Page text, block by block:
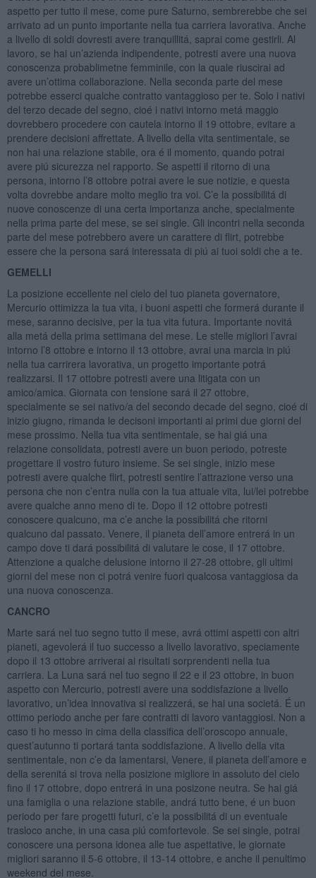
aspetto per tutto il mese, come pure Saturno, sembrerebbe che sei
arrivato ad un punto importante nella tua carriera lavorativa. Anche
a livello di soldi dovresti avere tranquillitá, saprai come gestirli. Al
lavoro, se hai un’azienda indipendente, potresti avere una nuova
conoscenza probablimetne femminile, con la quale riuscirai ad
avere un’ottima collaborazione. Nella seconda parte del mese
potrebbe esserci qualche contratto vantaggioso per te. Solo i nativi
del terzo decade del segno, cioé i nativi intorno metá maggio
dovrebbero procedere con cautela intorno il 19 ottobre, evitare a
prendere decisioni affrettate. A livello della vita sentimentale, se
non hai una relazione stabile, ora é il momento, quando potrai
avere piú sicurezza nel rapporto. Se aspetti il ritorno di una
persona, intorno l’8 ottobre potrai avere le sue notizie, e questa
volta dovrebbe andare molto meglio tra voi. C’e la possibilitá di
nuove conoscenze di una certa importanza anche, specialmente
nella prima parte del mese, se sei single. Gli incontri nella seconda
parte del mese potrebbero avere un carattere di flirt, potrebbe
essere che la persona sará interessata di piú ai tuoi soldi che a te.
GEMELLI
La posizione eccellente nel cielo del tuo pianeta governatore,
Mercurio ottimizza la tua vita, i buoni aspetti che formerá durante il
mese, saranno decisive, per la tua vita futura. Importante novitá
alla metá della prima settimana del mese. Le stelle migliori l’avrai
intorno l’8 ottobre e intorno il 13 ottobre, avrai una marcia in piú
nella tua carrirera lavorativa, un progetto importante potrá
realizzarsi. Il 17 ottobre potresti avere una litigata con un
amico/amica. Giornata con tensione sará il 27 ottobre,
specialmente se sei nativo/a del secondo decade del segno, cioé di
inizio giugno, rimanda le decisoni importanti ai primi due giorni del
mese prossimo. Nella tua vita sentimentale, se hai giá una
relazione consolidata, potresti avere un buon periodo, potreste
progettare il vostro futuro insieme. Se sei single, inizio mese
potresti avere qualche flirt, potresti sentire l’attrazione verso una
persona che non c’entra nulla con la tua attuale vita, lui/lei potrebbe
avere qualche anno meno di te. Dopo il 12 ottobre potresti
conoscere qualcuno, ma c’e anche la possibilitá che ritorni
qualcuno dal passato. Venere, il pianeta dell’amore entrerá in un
campo dove ti dará possibilitá di valutare le cose, il 17 ottobre.
Attenzione a qualche delusione intorno il 27-28 ottobre, gli ultimi
giorni del mese non ci potrá venire fuori qualcosa vantaggiosa da
una nuova conoscenza.
CANCRO
Marte sará nel tuo segno tutto il mese, avrá ottimi aspetti con altri
pianeti, agevolerá il tuo successo a livello lavorativo, speciamente
dopo il 13 ottobre arriverai ai risultati sorprendenti nella tua
carriera. La Luna sará nel tuo segno il 22 e il 23 ottobre, in buon
aspetto con Mercurio, potresti avere una soddisfazione a livello
lavorativo, un’idea innovativa si realizzerá, se hai una societá. É un
ottimo periodo anche per fare contratti di lavoro vantaggiosi. Non a
caso ti ho messo in cima della classifica dell’oroscopo annuale,
quest’autunno ti portará tanta soddisfazione. A livello della vita
sentimentale, non c’e da lamentarsi, Venere, il pianeta dell’amore e
della serenitá si trova nella posizione migliore in assoluto del cielo
fino il 17 ottobre, dopo entrerá in una posizone neutra. Se hai giá
una famiglia o una relazione stabile, andrá tutto bene, é un buon
periodo per fare progetti futuri, c’e la possibilitá di un eventuale
trasloco anche, in una casa piú comfortevole. Se sei single, potrai
conoscere una persona idonea alle tue aspettative, le giornate
migliori saranno il 5-6 ottobre, il 13-14 ottobre, e anche il penultimo
weekend del mese.